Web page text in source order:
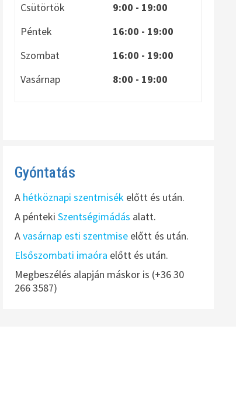
Csütörtök
9:00 - 19:00
Péntek
16:00 - 19:00
Szombat
16:00 - 19:00
Vasárnap
8:00 - 19:00
Gyóntatás
A hétköznapi szentmisék előtt és után.
A péntekiSzentségimádás alatt.
Avasárnap esti szentmise előtt és után.
Elsőszombati imaóra előtt és után.
Megbeszélés alapján máskor is (+36 30
266 3587)